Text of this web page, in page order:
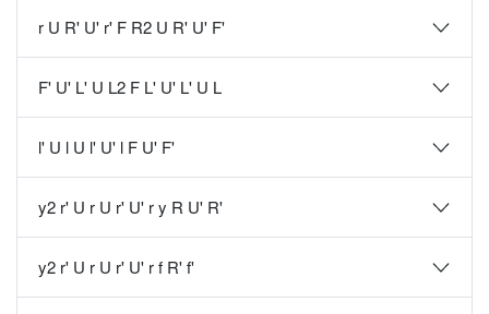
r U R' U' r' F R2 U R' U' F'
F' U' L' U L2 F L' U' L' U L
l' U l U l' U' l F U' F'
y2 r' U r U r' U' r y R U' R'
y2 r' U r U r' U' r f R' f'